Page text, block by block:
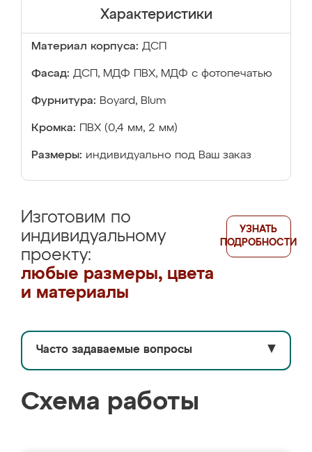
Характеристики
Материал корпуса: ДСП
Фасад: ДСП, МДФ ПВХ, МДФ с фотопечатью
Фурнитура: Boyard, Blum
Кромка: ПВХ (0,4 мм, 2 мм)
Размеры: индивидуально под Ваш заказ
Изготовим по
индивидуальному
проекту:
любые размеры, цвета
и материалы
УЗНАТЬ
ПОДРОБНОСТИ
Часто задаваемые вопросы ▼
Схема работы